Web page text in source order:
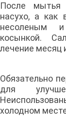
После мытья
насухо, а как
несоленым
косынкой.
лечение месяц
Обязательно
для
холодном